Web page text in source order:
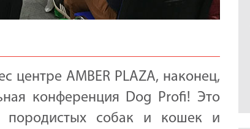
центре AMBER PLAZA, наконец,
конференция Dog Profi! Это
породистых собак и кошек и